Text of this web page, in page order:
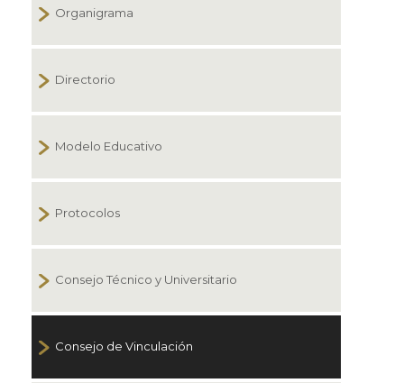
Organigrama
Directorio
Modelo Educativo
Protocolos
Consejo Técnico y Universitario
Consejo de Vinculación